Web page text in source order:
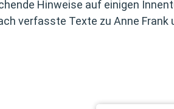
Hinweise auf einigen
verfasste Texte zu Anne Frank